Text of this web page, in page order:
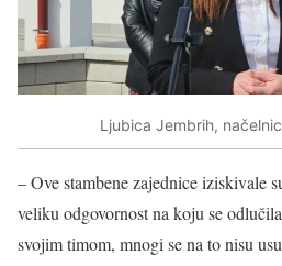
Ljubica Jembrih,
– Ove stambene zajednice iziskivale
veliku odgovornost na koju se
svojim timom, mnogi se na to nisu